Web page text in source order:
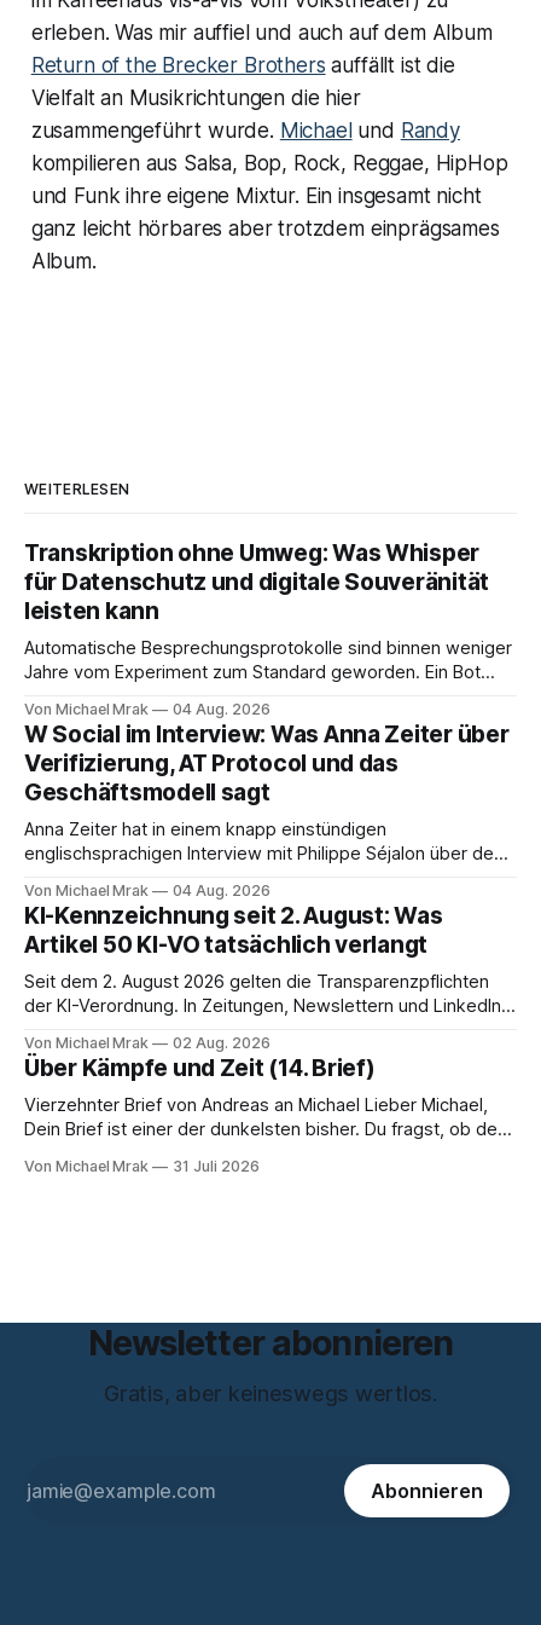
erleben. Was mir auffiel und auch auf dem Album
Return of the Brecker Brothers auffällt ist die
Vielfalt an Musikrichtungen die hier
zusammengeführt wurde. Michaelund Randy
kompilieren aus Salsa, Bop, Rock, Reggae, HipHop
und Funk ihre eigene Mixtur. Ein insgesamt nicht
ganz leicht hörbares aber trotzdem einprägsames
Album.
WEITERLESEN
Transkription ohne Umweg: Was Whisper
für Datenschutz und digitale Souveränität
leisten kann
Automatische Besprechungsprotokolle sind binnen weniger
Jahre vom Experiment zum Standard geworden. Ein Bot
Ende eine Zusammenfassung samt Aufgabenliste. Das
funktioniert gut. Die Frage, die regelmäßig untergeht, lautet:
Wo genau liegt das Audio, wer verarbeitet es und unter
welcher Rechtsgrundlage? Es gibt
Von Michael Mrak 04 Aug. 2026
W Social im Interview: Was Anna Zeiter über
Verifizierung, AT Protocol und das
Geschäftsmodell sagt
Anna Zeiter hat in einem knapp einstündigen
englischsprachigen Interview mit Philippe Séjalon über den
über zehn Jahre Datenschutzbeauftragte bei eBay und hat
zum Thema Meinungsfreiheit promoviert. Das Gespräch ist
inhaltlich dichter als die meisten Kurzinterviews zum Thema
und beantwortet einige Fragen,
Von Michael Mrak 04 Aug. 2026
KI-Kennzeichnung seit 2. August: Was
Artikel 50 KI-VO tatsächlich verlangt
Seit dem 2. August 2026 gelten die Transparenzpflichten
der KI-Verordnung. In Zeitungen, Newslettern und LinkedIn-
trotzdem falsch ist: Ab jetzt müsse alles gekennzeichnet
werden, was mit künstlicher Intelligenz entstanden sei. Das
stimmt so nicht. Artikel 50 der KI-Verordnung
Von Michael Mrak 02 Aug. 2026
Über Kämpfe und Zeit (14. Brief)
Vierzehnter Brief von Andreas an Michael Lieber Michael,
Dein Brief ist einer der dunkelsten bisher. Du fragst, ob der
letzten Hebel, der sich noch bewegt, und zwischen Deinen
Von Michael Mrak 31 Juli 2026
Newsletter abonnieren
Gratis, aber keineswegs wertlos.
Abonnieren